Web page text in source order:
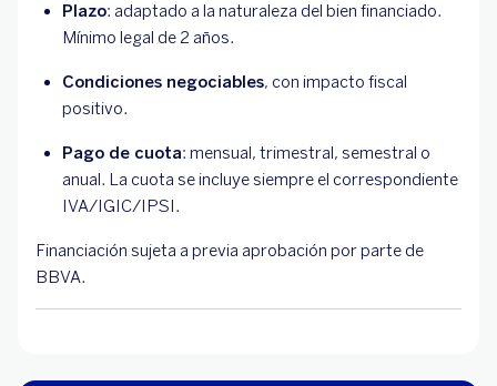
Plazo: adaptado a la naturaleza del bien financiado.
Mínimo legal de 2 años.
Condiciones negociables, con impacto fiscal
positivo.
Pago de cuota: mensual, trimestral, semestral o
anual. La cuota se incluye siempre el correspondiente
IVA/IGIC/IPSI.
Financiación sujeta a previa aprobación por parte de
BBVA.